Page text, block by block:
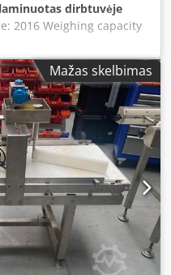
dirbtuvėje
2016 Weighing capacity
20 g, e = 1 g Conveyor
- Top (AirJet) -
GT-12C Weighing
300 mm Overall
cm Up to 13.60 SP.12
licenses: Crodpjwdgt
[+]
[+] WEIGHT_CLASSES [+]
[+] EURO Bottom
LOADABLE_FONTS [+]
month warranty.
Mažas skelbimas